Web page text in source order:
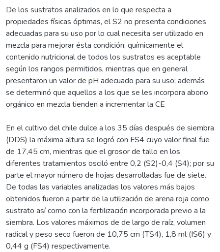
De los sustratos analizados en lo que respecta a
propiedades físicas óptimas, el S2 no presenta condiciones
adecuadas para su uso por lo cual necesita ser utilizado en
mezcla para mejorar ésta condición; químicamente el
contenido nutricional de todos los sustratos es aceptable
según los rangos permitidos, mientras que en general
presentaron un valor de pH adecuado para su uso; además
se determinó que aquellos a los que se les incorpora abono
orgánico en mezcla tienden a incrementar la CE
En el cultivo del chile dulce a los 35 días después de siembra
(DDS) la máxima altura se logró con FS4 cuyo valor final fue
de 17,45 cm, mientras que el grosor de tallo en los
diferentes tratamientos osciló entre 0,2 (S2)-0,4 (S4); por su
parte el mayor número de hojas desarrolladas fue de siete.
De todas las variables analizadas los valores más bajos
obtenidos fueron a partir de la utilización de arena roja como
sustrato así como con la fertilización incorporada previo a la
siembra. Los valores máximos de de largo de raíz, volumen
radical y peso seco fueron de 10,75 cm (TS4), 1,8 ml (IS6) y
0,44 g (FS4) respectivamente.